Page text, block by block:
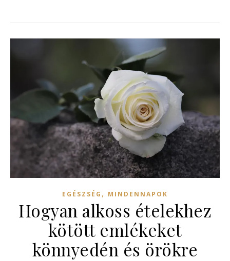
EGÉSZSÉG , MINDENNAPOK
Hogyan alkoss ételekhez
kötött emlékeket
könnyedén és örökre